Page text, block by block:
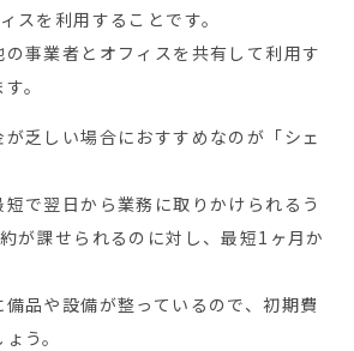
スを利用することです。
事業者とオフィスを共有して利用す
。
乏しい場合におすすめなのが「シェ
で翌日から業務に取りかけられるう
が課せられるのに対し、最短1ヶ月か
品や設備が整っているので、初期費
う。